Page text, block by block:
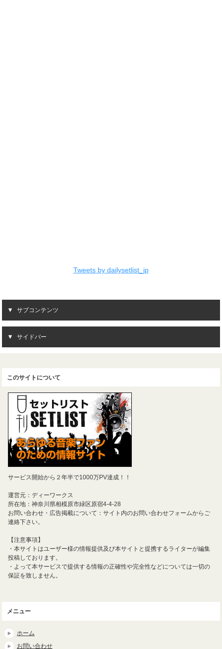
Tweets by dailysetlist_jp
サブコンテンツ
サイドバー
このサイトについて
サービス開始から２年半で1000万PV達成！！
運営元：ディーワークス
所在地：神奈川県相模原市緑区原宿4-4-28
お問い合わせ・広告掲載について：サイト内のお問い合わせフォームからご
連絡下さい。
【注意事項】
・本サイトはユーザー様の情報提供及び本サイトと提携するライターが編集
投稿しております。
・よって本サービスで提供する情報の正確性や完全性などについては一切の
保証を致しません。
メニュー
ホーム
お問い合わせ